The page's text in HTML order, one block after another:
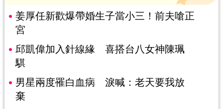
姜厚任新歡爆帶婚生子當小三！前夫嗆正
宮
邱凱偉加入針線緣 喜搭台八女神陳珮
騏
男星兩度罹白血病 淚喊：老天要我放
棄